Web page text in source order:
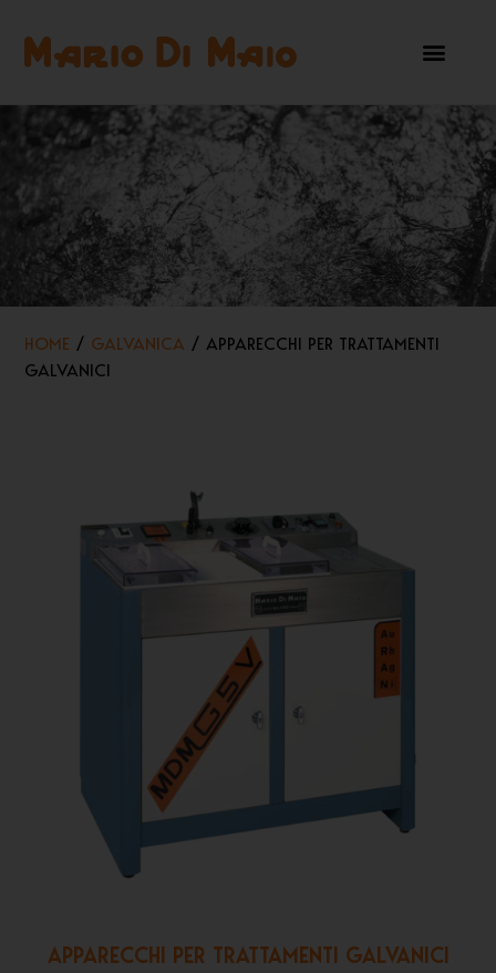
HOME / GALVANICA / APPARECCHI PER TRATTAMENTI
GALVANICI
APPARECCHI PER TRATTAMENTI GALVANICI